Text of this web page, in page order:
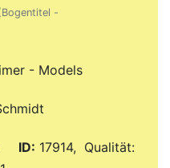
-
- Models
ID: 17914, Qualität: